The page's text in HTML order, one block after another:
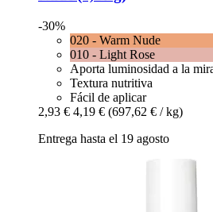
-30%
020 - Warm Nude
010 - Light Rose
Aporta luminosidad a la
Textura nutritiva
Fácil de aplicar
2,93 € 4,19 € (697,62 € / kg)
Entrega hasta el 19 agosto